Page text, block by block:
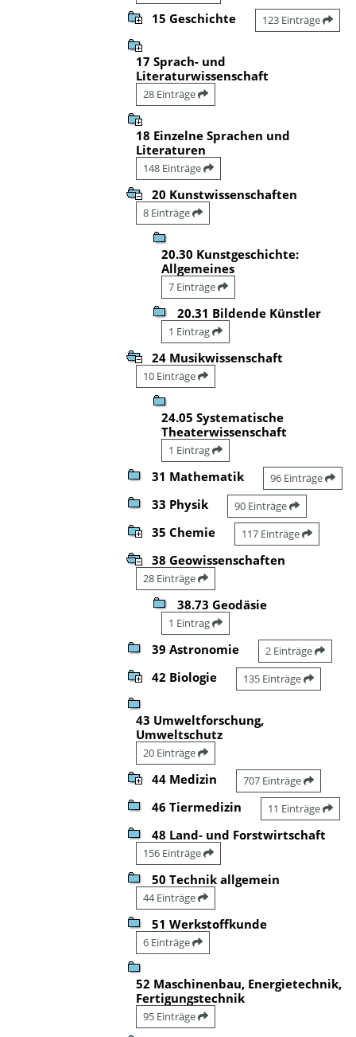
15 Geschichte 123 Einträge
17 Sprach- und
Literaturwissenschaft
28 Einträge
18 Einzelne Sprachen und
Literaturen
148 Einträge
20 Kunstwissenschaften
8 Einträge
20.30 Kunstgeschichte:
Allgemeines
7 Einträge
20.31 Bildende Künstler
1 Eintrag
24 Musikwissenschaft
10 Einträge
24.05 Systematische
Theaterwissenschaft
1 Eintrag
31 Mathematik 96 Einträge
33 Physik 90 Einträge
35 Chemie 117 Einträge
38 Geowissenschaften
28 Einträge
38.73 Geodäsie
1 Eintrag
39 Astronomie 2 Einträge
42 Biologie 135 Einträge
43 Umweltforschung,
Umweltschutz
20 Einträge
44 Medizin 707 Einträge
46 Tiermedizin 11 Einträge
48 Land- und Forstwirtschaft
156 Einträge
50 Technik allgemein
44 Einträge
51 Werkstoffkunde
6 Einträge
52 Maschinenbau, Energietechnik,
Fertigungstechnik
95 Einträge